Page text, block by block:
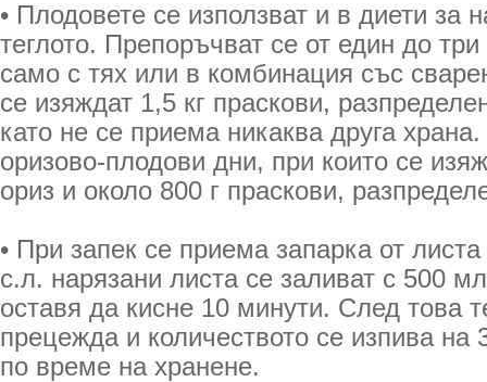
• Плодовете се използват и в диети за
теглото. Препоръчват се от един до
само с тях или в комбинация със
се изяждат 1,5 кг праскови,
като не се приема никаква друга
оризово-плодови дни, при които се
ориз и около 800 г праскови,
• При запек се приема запарка от
с.л. нарязани листа се заливат с 500
оставя да кисне 10 минути. След това
прецежда и количеството се изпива на
по време на хранене.